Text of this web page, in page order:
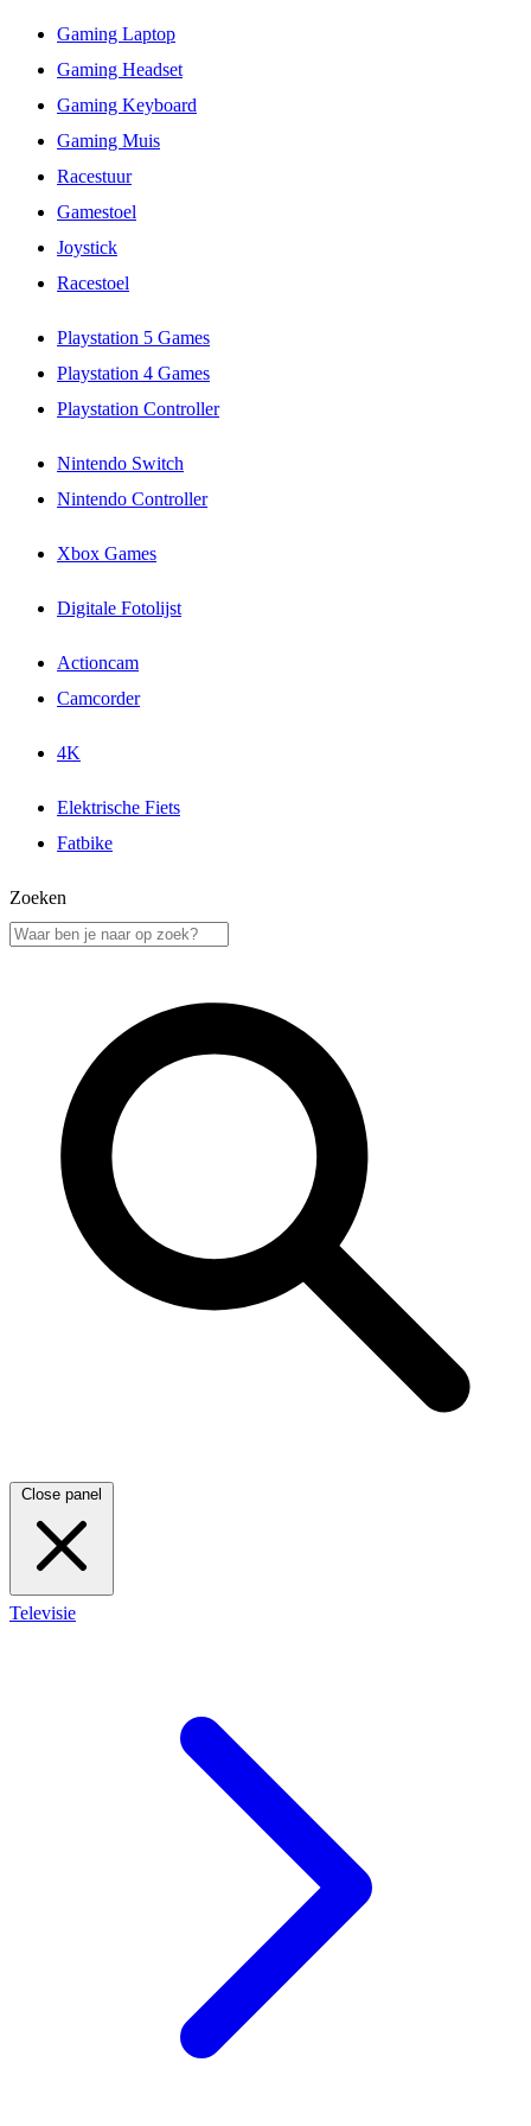
Gaming Laptop
Gaming Headset
Gaming Keyboard
Gaming Muis
Racestuur
Gamestoel
Joystick
Racestoel
Playstation 5 Games
Playstation 4 Games
Playstation Controller
Nintendo Switch
Nintendo Controller
Xbox Games
Digitale Fotolijst
Actioncam
Camcorder
4K
Elektrische Fiets
Fatbike
Zoeken
Close panel
Televisie